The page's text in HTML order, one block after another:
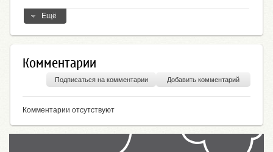
Ещё
Комментарии
Добавить комментарий
Подписаться на комментарии
Комментарии отсутствуют